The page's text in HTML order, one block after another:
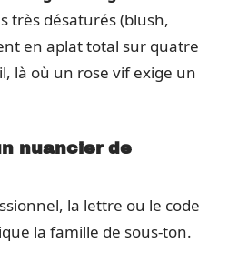
très désaturés (blush,
en aplat total sur quatre
là où un rose vif exige un
nuancier de
la lettre ou le code
la famille de sous-ton.